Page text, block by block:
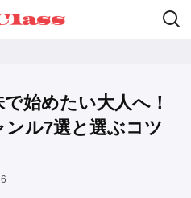
始めたい大人へ！
ル7選と選ぶコツ